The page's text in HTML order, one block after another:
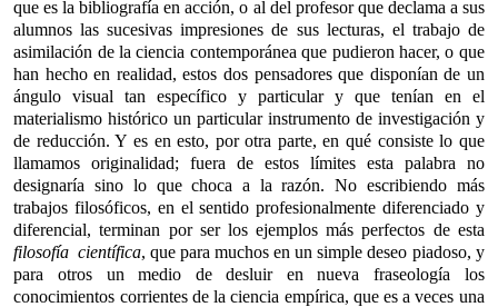
que es la bibliografía en acción, o al del profesor que declama a sus
alumnos las sucesivas impresiones de sus lecturas, el trabajo de
asimilación de la ciencia contemporánea que pudieron hacer, o que
han hecho en realidad, estos dos pensadores que disponían de un
ángulo visual tan específico y particular y que tenían en el
materialismo histórico un particular instrumento de investigación y
de reducción. Y es en esto, por otra parte, en qué consiste lo que
llamamos originalidad; fuera de estos límites esta palabra no
designaría sino lo que choca a la razón. No escribiendo más
trabajos filosóficos, en el sentido profesionalmente diferenciado y
diferencial, terminan por ser los ejemplos más perfectos de esta
filosofía científica, que para muchos en un simple deseo piadoso, y
para otros un medio de desluir en nueva fraseología los
conocimientos corrientes de la ciencia empírica, que es a veces una